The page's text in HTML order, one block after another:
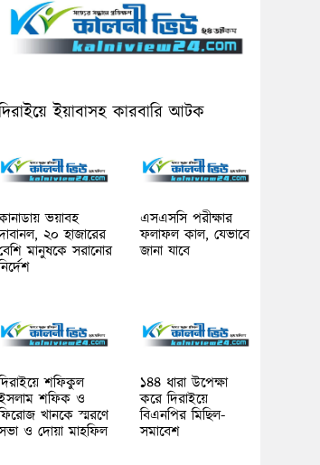
ইয়াবাসহ কারবারি আটক
ভয়াবহ
২০ হাজারের
মানুষকে সরানোর
এসএসসি পরীক্ষার
ফলাফল কাল, যেভাবে
জানা যাবে
শফিকুল
শফিক ও
খানকে স্মরণে
ও দোয়া মাহফিল
১৪৪ ধারা উপেক্ষা
করে দিরাইয়ে
বিএনপির মিছিল-
সমাবেশ